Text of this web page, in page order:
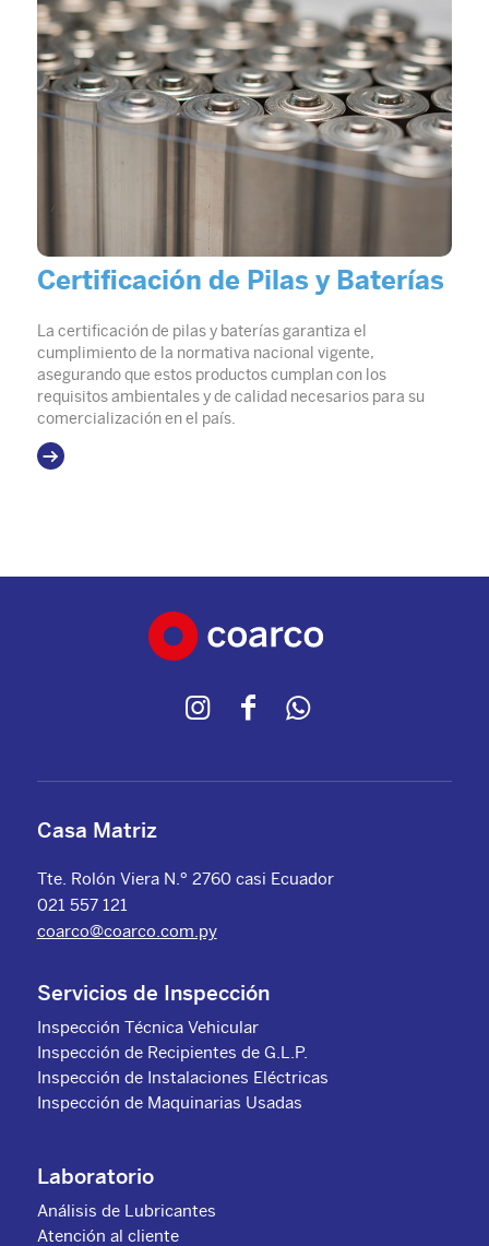
Certificación de Pilas y Baterías
La certificación de pilas y baterías garantiza el
cumplimiento de la normativa nacional vigente,
asegurando que estos productos cumplan con los
requisitos ambientales y de calidad necesarios para su
comercialización en el país.
Casa Matriz
Tte. Rolón Viera N.º 2760 casi Ecuador
021 557 121
coarco@coarco.com.py
Servicios de Inspección
Inspección Técnica Vehicular
Inspección de Recipientes de G.L.P.
Inspección de Instalaciones Eléctricas
Inspección de Maquinarias Usadas
Laboratorio
Análisis de Lubricantes
Atención al cliente